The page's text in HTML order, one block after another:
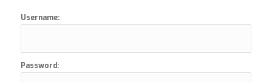
Username:
Password: